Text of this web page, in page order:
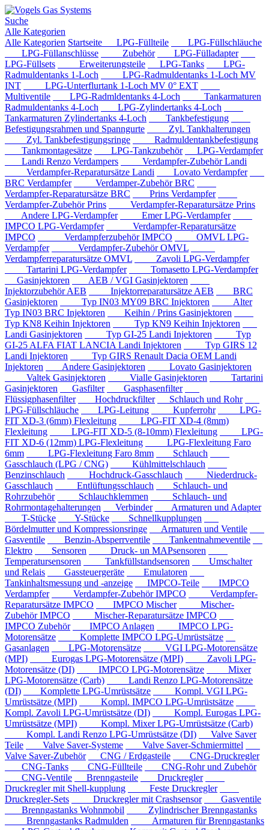
Suche
Alle Kategorien
Alle Kategorien Startseite LPG-Füllteile
LPG-Füllschläuche
LPG-Füllanschlüsse
Zubehör
LPG-Fülladapter
LPG-Füllsets
Erweiterungsteile LPG-Tanks
LPG-
Radmuldentanks 1-Loch
LPG-Radmuldentanks 1-Loch MV
INT
LPG-Unterflurtank 1-Loch MV 0° EXT
Multiventile
LPG-Radmldentanks 4-Loch
Tankarmaturen
Radmuldentanks 4-Loch
LPG-Zylindertanks 4-Loch
Tankarmaturen Zylindertanks 4-Loch
Tankbefestigung
Befestigungsrahmen und Spanngurte
Zyl. Tankhalterungen
Zyl. Tankbefestigungsringe
Radmuldentankbefestigung
Tankmontagesätze
LPG-Tankzubehör
LPG-Verdampfer
Landi Renzo Verdampers
Verdampfer-Zubehör Landi
Verdampfer-Reparatursätze Landi
Lovato Verdampfer
BRC Verdampfer
Verdamper-Zubehör BRC
Verdampfer-Reparatursätze BRC
Prins Verdampfer
Verdampfer-Zubehör Prins
Verdampfer-Reparatursätze Prins
Andere LPG-Verdampfer
Emer LPG-Verdampfer
IMPCO LPG-Verdampfer
Verdampfer-Reparatursätze
IMPCO
Verdampferzubehör IMPCO
OMVL LPG-
Verdampfer
Verdampfer-Zubehör OMVL
Verdampferreparatursätze OMVL
Zavoli LPG-Verdampfer
Tartarini LPG-Verdampfer
Tomasetto LPG-Verdampfer
Gasinjektoren
AEB / VGI Gasinjektoren
Injektorzubehör AEB
Injektorreparatursätze AEB
BRC
Gasinjektoren
Typ IN03 MY09 BRC Injektoren
Alter
Typ IN03 BRC Injektoren
Keihin / Prins Gasinjektoren
Typ KN8 Keihin Injektoren
Typ KN9 Keihin Injektoren
Landi Gasinjektoren
Typ GI-25 Landi Injektoren
Typ
GI-25 ALFA FIAT LANCIA Landi Injektoren
Typ GIRS 12
Landi Injektoren
Typ GIRS Renault Dacia OEM Landi
Injektoren
Andere Gasinjektoren
Lovato Gasinjektoren
Valtek Gasinjektoren
Vialle Gasinjektoren
Tartarini
Gasinjektoren
Gasfilter
Gasphasenfilter
Flüssigphasenfilter
Hochdruckfilter
Schlauch und Rohr
LPG-Füllschläuche
LPG-Leitung Kupferrohr
LPG-
FIT XD-3 (6mm) Flexleitung
LPG-FIT XD-4 (8mm)
Flexleitung
LPG-FIT XD-5 (8-10mm) Flexleitung
LPG-
FIT XD-6 (12mm) LPG-Flexleitung
LPG-Flexleitung Faro
6mm
LPG-Flexleitung Faro 8mm
Schlauch
Gasschlauch (LPG / CNG)
Kühlmittelschlauch
Benzinschlauch
Hochdruck-Gasschlauch
Niederdruck-
Gasschlauch
Entlüftungsschlauch
Schlauch- und
Rohrzubehör
Schlauchklemmen
Schlauch- und
Rohrmontagehalterungen
Verbinder
Armaturen und Adapter
T-Stücke
Y-Stücke
Schnellkupplungen
Bördelmutter und Kompressionsringe
Armaturen und Ventile
Gasventile
Benzin-Absperrventile
Tankentnahmeventile
Elektro
Sensoren
Druck- un MAPsensoren
Temperatursensoren
Tankfüllstandsensoren
Umschalter
und Relais
Gassteuergeräte
Emulatoren
Tankinhaltsmessung und -anzeige
IMPCO-Teile
IMPCO
Verdampfer
Verdampfer-Zubehör IMPCO
Verdampfer-
Reparatursätze IMPCO
IMPCO Mischer
Mischer-
Zubehör IMPCO
Mischer-Reparatursätze IMPCO
IMPCO Zubehör
IMPCO Anlagen
IMPCO LPG-
Motorensätze
Komplette IMPCO LPG-Umrüstsätze
Gasanlagen
LPG-Motorensätze
VGI LPG-Motorensätze
(MPI)
Eurogas LPG-Motorensätze (MPI)
Zavoli LPG-
Motorensätze (DI)
IMPCO LPG-Motorensätze
Mixer
LPG-Motorensätze (Carb)
Landi Renzo LPG-Motorensätze
(DI)
Komplette LPG-Umrüstsätze
Kompl. VGI LPG-
Umrüstsätze (MPI)
Kompl. IMPCO LPG-Umrüstsätze
Kompl. Zavoli LPG-Umrüstsätze (DI)
Kompl. Eurogas LPG-
Umrüstsätze (MPI)
Kompl. Mixer LPG-Umrüstsätze (Carb)
Kompl. Landi Renzo LPG-Umrüstsätze (DI)
Valve Saver
Teile
Valve Saver-Systeme
Valve Saver-Schmiermittel
Valve Saver-Zubehör
CNG / Erdgasteile
CNG-Druckregler
CNG-Tanks
CNG-Füllteile
CNG-Rohr und Zubehör
CNG-Ventile
Brenngasteile
Druckregler
Druckregler mit Shell-kupplung
Feste Druckregler
Druckregler-Sets
Druckregler mit Crashsensor
Gasventile
Brenngastanks Wohnmobil
Zylindrischer Brenngastanks
Brenngastanks Radmulden
Armaturen für Brenngastanks